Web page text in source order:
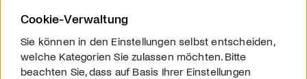
Cookie-Verwaltung
Sie können in den Einstellungen selbst entscheiden,
welche Kategorien Sie zulassen möchten. Bitte
beachten Sie, dass auf Basis Ihrer Einstellungen